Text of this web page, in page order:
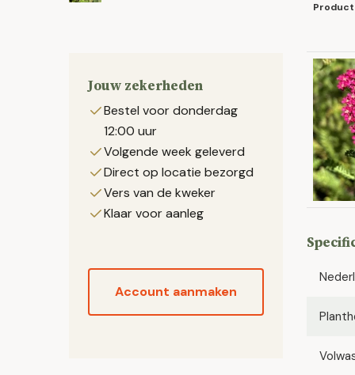
Jouw zekerheden
Bestel voor donderdag
12:00 uur
Volgende week geleverd
Direct op locatie bezorgd
Vers van de kweker
Klaar voor aanleg
Account aanmaken
Product